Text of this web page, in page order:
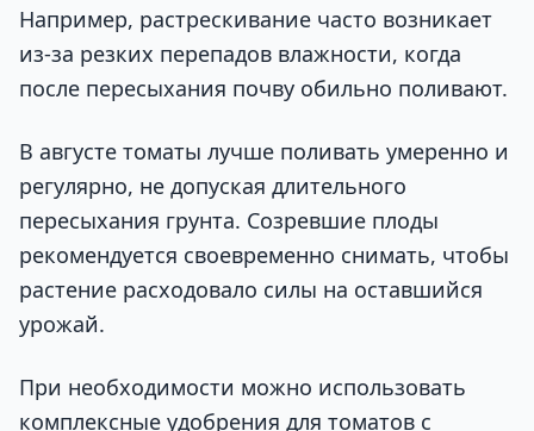
Например, растрескивание часто возникает
из-за резких перепадов влажности, когда
после пересыхания почву обильно поливают.
В августе томаты лучше поливать умеренно и
регулярно, не допуская длительного
пересыхания грунта. Созревшие плоды
рекомендуется своевременно снимать, чтобы
растение расходовало силы на оставшийся
урожай.
При необходимости можно использовать
комплексные удобрения для томатов с